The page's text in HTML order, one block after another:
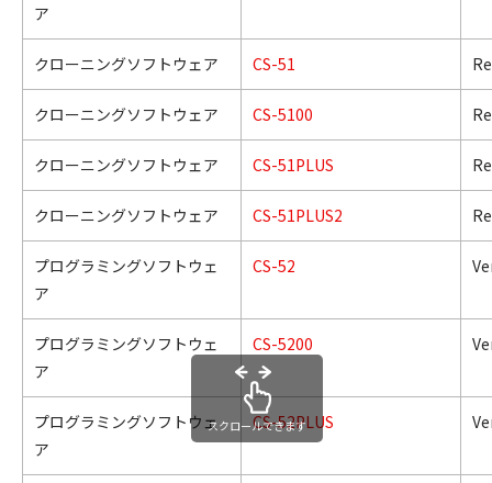
ア
クローニングソフトウェア CS-51
クローニングソフトウェア CS-5100
クローニングソフトウェア CS-51PLUS
クローニングソフトウェア CS-51PLUS2
プログラミングソフトウェ
ア
CS-52
プログラミングソフトウェ
ア
CS-5200
プログラミングソフトウェ
ア
CS-52PLUS
スクロールできます